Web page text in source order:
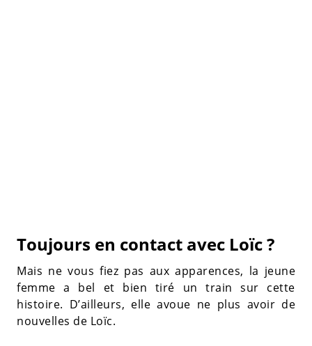
Toujours en contact avec Loïc ?
Mais ne vous fiez pas aux apparences, la jeune
femme a bel et bien tiré un train sur cette
histoire. D’ailleurs, elle avoue ne plus avoir de
nouvelles de Loïc.